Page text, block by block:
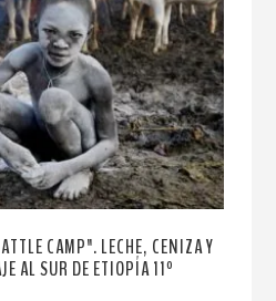
CAMP". LECHE, CENIZA Y
AL SUR DE ETIOPÍA 11º